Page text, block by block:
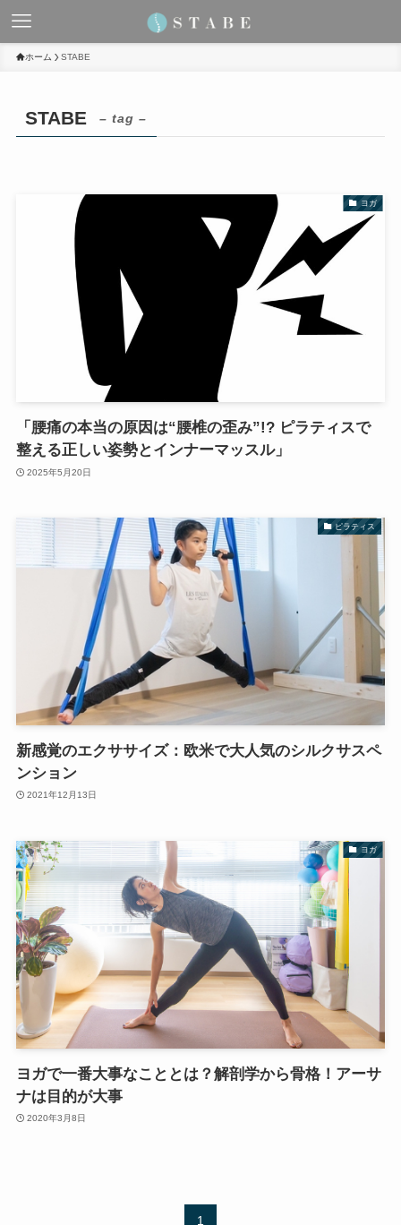
ホーム STABE
STABE – tag –
ヨガ
「腰痛の本当の原因は“腰椎の歪み”!? ピラティスで
整える正しい姿勢とインナーマッスル」
2025年5月20日
ピラティス
新感覚のエクササイズ：欧米で大人気のシルクサスペ
ンション
2021年12月13日
ヨガ
ヨガで一番大事なこととは？解剖学から骨格！アーサ
ナは目的が大事
2020年3月8日
1